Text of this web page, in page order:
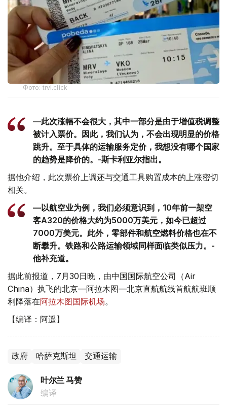
Фото: trvl.click
—此次涨幅不会很大，其中一部分是由于增值税调整
被计入票价。因此，我们认为，不会出现明显的价格
跳升。至于具体的运输服务定价，我想没有哪个国家
的趋势是降价的。-斯卡利亚尔指出。
据他介绍，此次票价上调还与交通工具购置成本的上涨密切
相关。
—以航空业为例，我们必须意识到，10年前一架空
客A320的价格大约为5000万美元，如今已超过
7000万美元。此外，零部件和航空燃料价格也在不
断攀升。铁路和公路运输领域同样面临类似压力。-
他补充道。
据此前报道，7月30日晚，由中国国际航空公司（Air
China）执飞的北京—阿拉木图—北京直航航线首航航班顺
利降落在阿拉木图国际机场。
【编译：阿遥】
政府 哈萨克斯坦 交通运输
叶尔兰 马赞
编译